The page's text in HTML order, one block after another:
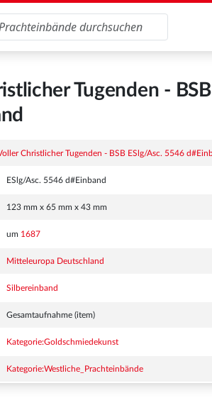
Tugenden - BSB
ESlg/Asc. 5546 d#Einband
123 mm x 65 mm x 43 mm
um 1687
Mitteleuropa Deutschland
Silbereinband
Gesamtaufnahme (item)
Kategorie:Goldschmiedekunst
Kategorie:Westliche_Prachteinbände